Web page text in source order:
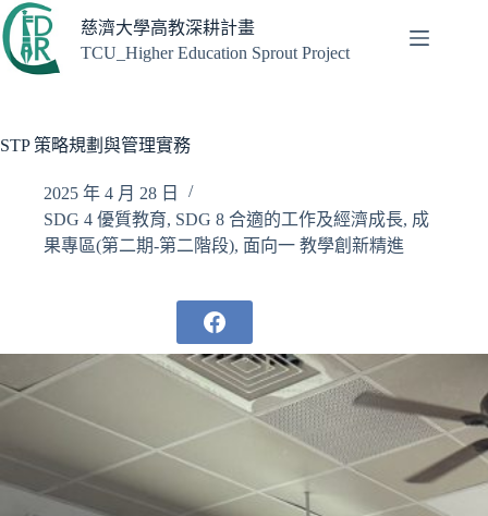
跳
至
主
容
慈濟大學高教深耕計畫
TCU_Higher Education Sprout Project
STP 策略規劃與管理實務
2025 年 4 月 28 日
SDG 4 優質教育, SDG 8 合適的工作及經濟成長, 成
果專區(第二期-第二階段), 面向一 教學創新精進